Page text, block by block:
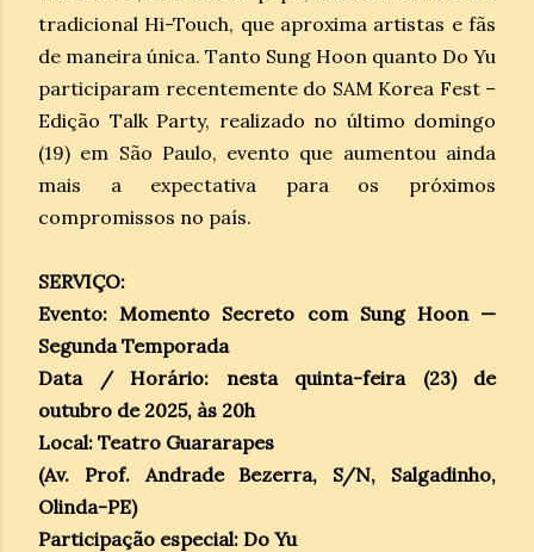
tradicional Hi-Touch, que aproxima artistas e fãs
de maneira única. Tanto Sung Hoon quanto Do Yu
participaram recentemente do SAM Korea Fest –
Edição Talk Party, realizado no último domingo
(19) em São Paulo, evento que aumentou ainda
mais a expectativa para os próximos
compromissos no país.
SERVIÇO:
Evento: Momento Secreto com Sung Hoon —
Segunda Temporada
Data / Horário: nesta quinta-feira (23) de
outubro de 2025, às 20h
Local: Teatro Guararapes
(Av. Prof. Andrade Bezerra, S/N, Salgadinho,
Olinda-PE)
Participação especial: Do Yu